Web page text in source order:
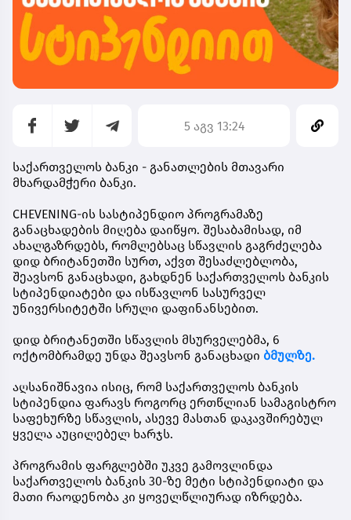
5 აგვ 13:24
საქართველოს ბანკი - განათლების მთავარი
მხარდამჭერი ბანკი.
CHEVENING-ის სასტიპენდიო პროგრამაზე
განაცხადების მიღება დაიწყო. შესაბამისად, იმ
ახალგაზრდებს, რომლებსაც სწავლის გაგრძელება
დიდ ბრიტანეთში სურთ, აქვთ შესაძლებლობა,
შეავსონ განაცხადი, გახდნენ საქართველოს ბანკის
სტიპენდიატები და ისწავლონ სასურველ
უნივერსიტეტში სრული დაფინანსებით.
დიდ ბრიტანეთში სწავლის მსურველებმა, 6
ოქტომბრამდე უნდა შეავსონ განაცხადი ბმულზე.
აღსანიშნავია ისიც, რომ საქართველოს ბანკის
სტიპენდია ფარავს როგორც ერთწლიან სამაგისტრო
საფეხურზე სწავლის, ასევე მასთან დაკავშირებულ
ყველა აუცილებელ ხარჯს.
პროგრამის ფარგლებში უკვე გამოვლინდა
საქართველოს ბანკის 30-ზე მეტი სტიპენდიატი და
მათი რაოდენობა კი ყოველწლიურად იზრდება.